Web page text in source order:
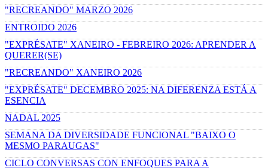
"RECREANDO" MARZO 2026
ENTROIDO 2026
"EXPRÉSATE" XANEIRO - FEBREIRO 2026: APRENDER A
QUERER(SE)
"RECREANDO" XANEIRO 2026
"EXPRÉSATE" DECEMBRO 2025: NA DIFERENZA ESTÁ A
ESENCIA
NADAL 2025
SEMANA DA DIVERSIDADE FUNCIONAL "BAIXO O
MESMO PARAUGAS"
CICLO CONVERSAS CON ENFOQUES PARA A